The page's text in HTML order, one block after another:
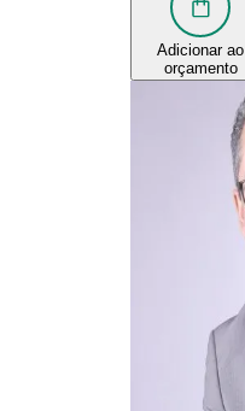
Adicionar ao
orçamento